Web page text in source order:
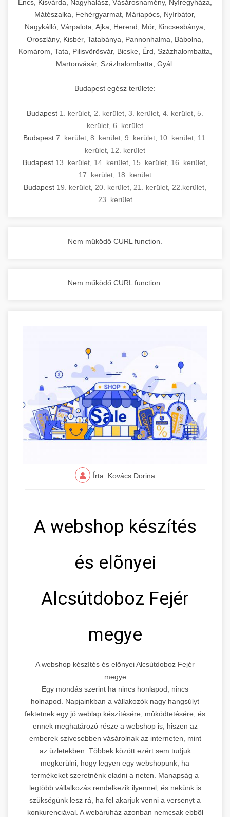
Encs, Kisvárda, Nagyhalász, Vásárosnamény, Nyíregyháza,
Mátészalka, Fehérgyarmat, Máriapócs, Nyírbátor,
Nagykálló, Várpalota, Ajka, Herend, Mór, Kincsesbánya,
Oroszlány, Kisbér, Tatabánya, Pannonhalma, Bábolna,
Komárom, Tata, Pilisvörösvár, Bicske, Érd, Százhalombatta,
Martonvásár, Százhalombatta, Gyál.
Budapest egész területe:
Budapest 1. kerület 2. kerület 3. kerület 4. kerület 5.
kerület 6. kerület
Budapest 7. kerület, 8. kerület, 9. kerület, 10. kerület, 11.
kerület 12. kerület
Budapest 13. kerület 14. kerület 15. kerület 16. kerület
17. kerület 18. kerület
Budapest 19. kerület 20. kerület 21. kerület 22.kerület
23. kerület
Nem működő CURL function.
Nem működő CURL function.
Írta: Kovács Dorina
A webshop készítés
és elõnyei
Alcsútdoboz Fejér
megye
A webshop készítés és elõnyei Alcsútdoboz Fejér
megye
Egy mondás szerint ha nincs honlapod, nincs
holnapod. Napjainkban a vállakozók nagy hangsúlyt
fektetnek egy jó weblap készítésére, mûködtetésére, és
ennek meghatározó része a webshop is, hiszen az
emberek szívesebben vásárolnak az interneten, mint
az üzletekben. Többek között ezért sem tudjuk
megkerülni, hogy legyen egy webshopunk, ha
termékeket szeretnénk eladni a neten. Manapság a
legtöbb vállalkozás rendelkezik ilyennel, és nekünk is
szükségünk lesz rá, ha fel akarjuk venni a versenyt a
konkurenciával. A webáruház azonban nemcsak ebbõl